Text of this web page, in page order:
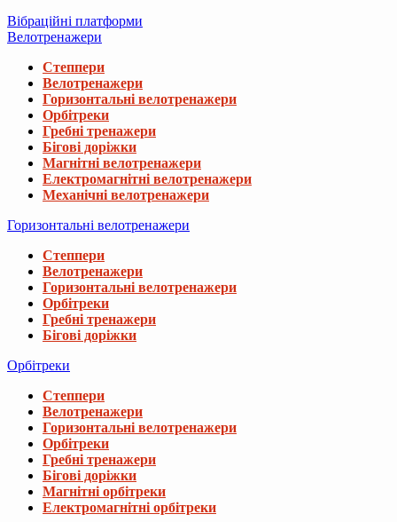
Вібраційні платформи
Велотренажери
Степпери
Велотренажери
Горизонтальні велотренажери
Орбітреки
Гребні тренажери
Бігові доріжки
Магнітні велотренажери
Електромагнітні велотренажери
Механічні велотренажери
Горизонтальні велотренажери
Степпери
Велотренажери
Горизонтальні велотренажери
Орбітреки
Гребні тренажери
Бігові доріжки
Орбітреки
Степпери
Велотренажери
Горизонтальні велотренажери
Орбітреки
Гребні тренажери
Бігові доріжки
Магнітні орбітреки
Електромагнітні орбітреки